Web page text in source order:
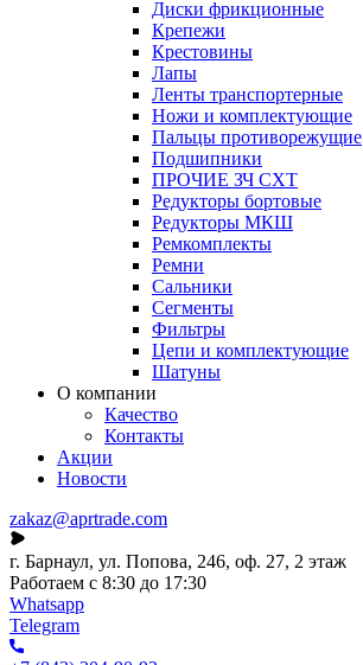
Диски фрикционные
Крепежи
Крестовины
Лапы
Ленты транспортерные
Ножи и комплектующие
Пальцы противорежущие
Подшипники
ПРОЧИЕ ЗЧ СХТ
Редукторы бортовые
Редукторы МКШ
Ремкомплекты
Ремни
Сальники
Сегменты
Фильтры
Цепи и комплектующие
Шатуны
О компании
Качество
Контакты
Акции
Новости
zakaz@aprtrade.com
г. Барнаул, ул. Попова, 246, оф. 27, 2 этаж
Работаем с 8:30 до 17:30
Whatsapp
Telegram